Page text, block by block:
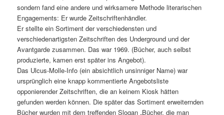
sondern fand eine andere und wirksamere Methode literarischen
Engagements: Er wurde Zeitschriftenhändler.
Er stellte ein Sortiment der verschiedensten und
verschiedenartigsten Zeitschriften des Underground und der
Avantgarde zusammen. Das war 1969. (Bücher, auch selbst
produzierte, kamen erst später ins Angebot).
Das Ulcus-Molle-Info (ein absichtlich unsinniger Name) war
ursprünglich eine knapp kommentierte Angebotsliste
opponierender Zeitschriften, die an keinem Kiosk hätten
gefunden werden können. Die später das Sortiment erweiternden
Bücher wurden mit dem treffenden Slogan „Bücher, die man